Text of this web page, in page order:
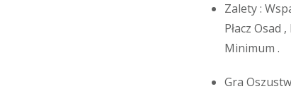
Zalety :
Płacz Osad
Minimum .
Gra